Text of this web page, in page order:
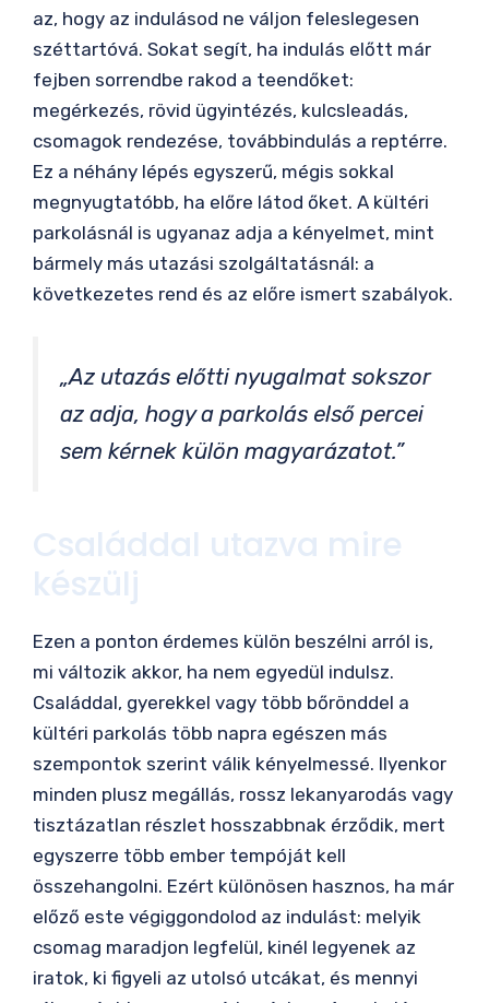
az, hogy az indulásod ne váljon feleslegesen
széttartóvá. Sokat segít, ha indulás előtt már
fejben sorrendbe rakod a teendőket:
megérkezés, rövid ügyintézés, kulcsleadás,
csomagok rendezése, továbbindulás a reptérre.
Ez a néhány lépés egyszerű, mégis sokkal
megnyugtatóbb, ha előre látod őket. A kültéri
parkolásnál is ugyanaz adja a kényelmet, mint
bármely más utazási szolgáltatásnál: a
következetes rend és az előre ismert szabályok.
„Az utazás előtti nyugalmat sokszor
az adja, hogy a parkolás első percei
sem kérnek külön magyarázatot.”
Családdal utazva mire
készülj
Ezen a ponton érdemes külön beszélni arról is,
mi változik akkor, ha nem egyedül indulsz.
Családdal, gyerekkel vagy több bőrönddel a
kültéri parkolás több napra egészen más
szempontok szerint válik kényelmessé. Ilyenkor
minden plusz megállás, rossz lekanyarodás vagy
tisztázatlan részlet hosszabbnak érződik, mert
egyszerre több ember tempóját kell
összehangolni. Ezért különösen hasznos, ha már
előző este végiggondolod az indulást: melyik
csomag maradjon legfelül, kinél legyenek az
iratok, ki figyeli az utolsó utcákat, és mennyi